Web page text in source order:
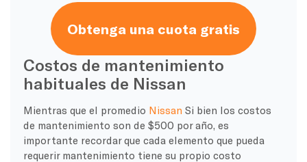
Obtenga una cuota gratis
Costos de mantenimiento
habituales de Nissan
Mientras que el promedio Nissan Si bien los costos
de mantenimiento son de $500 por año, es
importante recordar que cada elemento que pueda
requerir mantenimiento tiene su propio costo